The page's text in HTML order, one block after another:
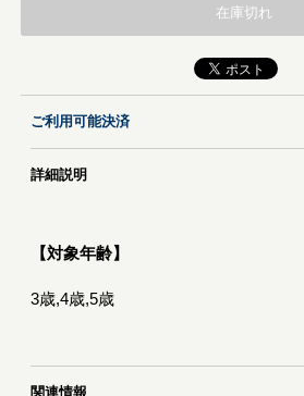
在庫切れ
ご利用可能決済
詳細説明
【対象年齢】
3歳,4歳,5歳
関連情報